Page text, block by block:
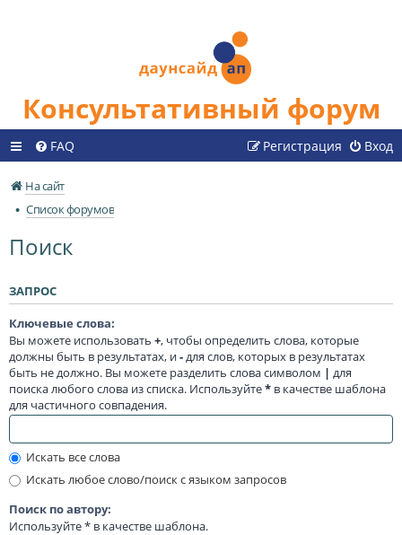
Консультативный форум
FAQ Вход
Регистрация
На сайт
Список форумов
Поиск
ЗАПРОС
Ключевые слова:
Вы можете использовать +, чтобы определить слова, которые
должны быть в результатах, и- для слов, которых в результатах
быть не должно. Вы можете разделить слова символом | для
поиска любого слова из списка. Используйте* в качестве шаблона
для частичного совпадения.
Искать все слова
Искать любое слово/поиск с языком запросов
Поиск по автору:
Используйте * в качестве шаблона.